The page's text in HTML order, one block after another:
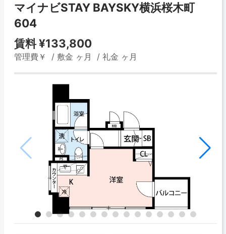
マイナビSTAY BAYSKY横浜桜木町
604
賃料¥133,800
管理費￥ / 敷金 ヶ月 / 礼金 ヶ月